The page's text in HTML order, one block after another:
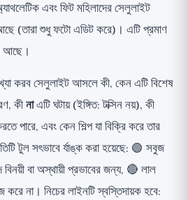
এবং ফিট মহিলাদের সেলুলাইট
(তারা শুধু ফটো এডিট করে)। এটি প্রমাণ
আছে।
করব সেলুলাইট আসলে কী, কেন এটি বিশেষ
কীনাএটি ঘটায় (ইঙ্গিত: টক্সিন নয়), কী
পারে, এবং কেন শিল্প যা বিক্রি করে তার
টুল সৎভাবে র্যাঙ্ক করা হয়েছে: 🟢 সবুজ
বা অস্থায়ী প্রভাবের জন্য, 🔴 লাল
না। নিচের লাইনটি স্বস্তিদায়ক হবে: